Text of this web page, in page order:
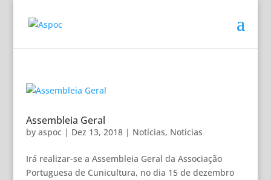
Assembleia Geral
by aspoc| Dez 13, 2018| Notícias, Notícias
Irá realizar-se a Assembleia Geral da Associação
Portuguesa de Cunicultura, no dia 15 de dezembro